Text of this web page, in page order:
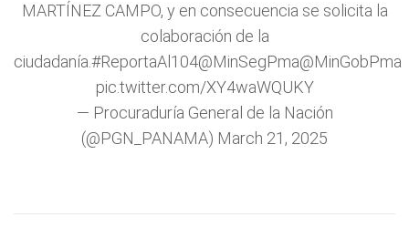
MARTÍNEZ CAMPO, y en consecuencia se solicita la
colaboración de la
ciudadanía.#ReportaAl104@MinSegPma@MinGobPma
pic.twitter.com/XY4waWQUKY
— Procuraduría General de la Nación
(@PGN_PANAMA) March 21, 2025